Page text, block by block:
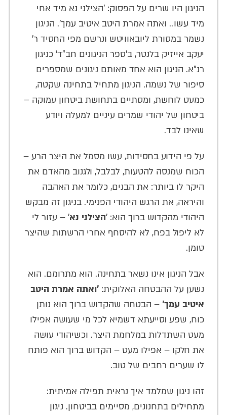
הניגון היו שרים על הפסוק: 'הצילני נא מיד אחי
מיד עשו.. ואתה אמרת היטב איטיב עמך'. הניגון
נשמר במסורת ליובאוויטש ונרשם מפי החסיד ר'
יעקב אייזיק בלנטר, ב'ספר הניגונים חב"ד' כניגון
רנ"א. הניגון הוא אחד מאותם ניגונים שמספרים
סיפור של נשמה. הניגון מתחיל בתחינה שקטה,
כמעט לוחשת, ומסתיים בתחושת ביטחון עמוקה –
ביטחון של יהודי שמרים עיניים למעלה ויודע
שאינו לבד.
על פי הידוע בחסידות, עשו מסמל את היצר הרע –
הכוח שמנסה להטעות, לבלבל, ולגנוב מהאדם את
היקר לו ביותר: את הבנים, כלומר את האהבה
והיראה, את הרגש היהודי הפנימי. בניגון זה מבקש
היהודי מהקדוש ברוך הוא: 'הצילני נא' – עזור לי
לא ליפול בפח, לא להיסחף אחרי הרשתות שהיצר
טומן.
אבל הניגון אינו נשאר בתחינה. הוא מתרומם. הוא
נשען על ההבטחה האלוקית: 'ואתה אמרת היטב
איטיב עמך' – הבטחה שהקדוש ברוך הוא נותן
כוח, שפע וסייעתא דשמיא לכל מי שעושה אפילו
מעט השתדלות במלחמת היצר. וכשיהודי עושה
את חלקו – אפילו מעט – הקדוש ברוך הוא פותח
לו שערים רחבים של טוב.
זהו ניגון שמלמד איך נראית תפילה אמיתית:
מתחילים בתחנונים, מסיימים בביטחון. ניגון